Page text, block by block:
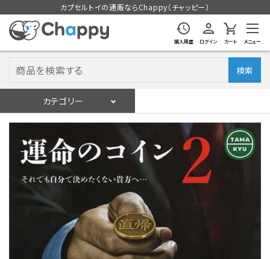
カプセルトイの通販ならChappy（チャッピー）
購入履歴 ログイン カート メニュー
検索
カテゴリー
会員登録
入荷スケジュールをチェック
カプセルトイマシン本体
カプセルトイ